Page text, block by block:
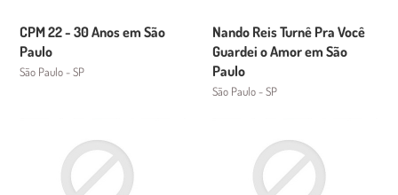
CPM 22 - 30 Anos em São
Paulo
São Paulo - SP
Nando Reis Turnê Pra Você
Guardei o Amor em São
Paulo
São Paulo - SP